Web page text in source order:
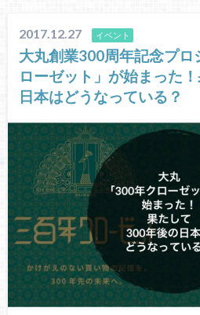
2017.12.27 イベント
大丸創業300周年記念プロ
ローゼット」が始まった
日本はどうなっている？